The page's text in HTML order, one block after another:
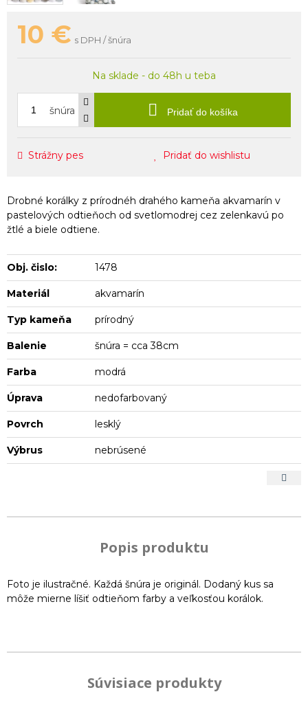
10 € s DPH / šnúra
Na sklade - do 48h u teba
šnúra Pridať do košíka
Strážny pes Pridať do wishlistu
Drobné korálky z prírodnéh drahého kameňa akvamarín v
pastelových odtieňoch od svetlomodrej cez zelenkavú po
žtlé a biele odtiene.
Obj. čislo: 1478
Materiál akvamarín
Typ kameňa prírodný
Balenie šnúra = cca 38cm
Farba modrá
Úprava nedofarbovaný
Povrch lesklý
Výbrus nebrúsené
Popis produktu
Foto je ilustračné. Každá šnúra je originál. Dodaný kus sa
môže mierne líšiť odtieňom farby a veľkosťou korálok.
Súvisiace produkty